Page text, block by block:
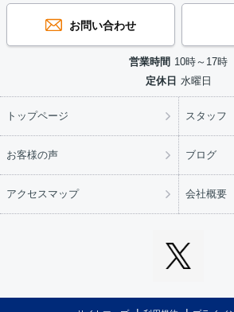
お問い合わせ
営業時間 10時～17時
定休日 水曜日
トップページ スタッフ
お客様の声 ブログ
アクセスマップ 会社概要